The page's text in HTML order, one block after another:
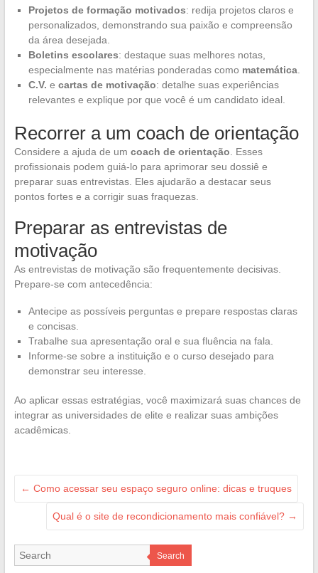
Projetos de formação motivados: redija projetos claros e
personalizados, demonstrando sua paixão e compreensão
da área desejada.
Boletins escolares: destaque suas melhores notas,
especialmente nas matérias ponderadas como matemática.
C.V. e cartas de motivação: detalhe suas experiências
relevantes e explique por que você é um candidato ideal.
Recorrer a um coach de orientação
Considere a ajuda de um coach de orientação . Esses
profissionais podem guiá-lo para aprimorar seu dossiê e
preparar suas entrevistas. Eles ajudarão a destacar seus
pontos fortes e a corrigir suas fraquezas.
Preparar as entrevistas de
motivação
As entrevistas de motivação são frequentemente decisivas.
Prepare-se com antecedência:
Antecipe as possíveis perguntas e prepare respostas claras
e concisas.
Trabalhe sua apresentação oral e sua fluência na fala.
Informe-se sobre a instituição e o curso desejado para
demonstrar seu interesse.
Ao aplicar essas estratégias, você maximizará suas chances de
integrar as universidades de elite e realizar suas ambições
acadêmicas.
← Como acessar seu espaço seguro online: dicas e truques
Qual é o site de recondicionamento mais confiável? →
Search